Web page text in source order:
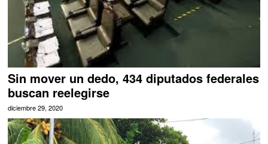
Sin mover un dedo, 434 diputados federales
buscan reelegirse
diciembre 29, 2020